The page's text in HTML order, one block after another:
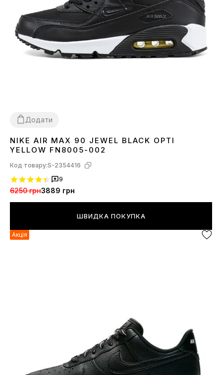
Додати
4042
NIKE AIR MAX 90 JEWEL BLACK OPTI
YELLOW FN8005-002
Код товару:S-2354416
9
6250 грн3889 грн
ШВИДКА ПОКУПКА
Акція